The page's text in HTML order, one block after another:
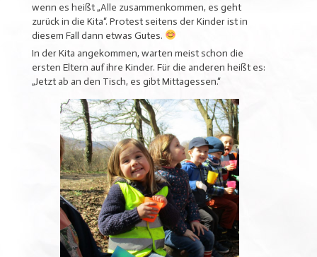
wenn es heißt „Alle zusammenkommen, es geht
zurück in die Kita“. Protest seitens der Kinder ist in
diesem Fall dann etwas Gutes.
In der Kita angekommen, warten meist schon die
ersten Eltern auf ihre Kinder. Für die anderen heißt es:
„Jetzt ab an den Tisch, es gibt Mittagessen.“